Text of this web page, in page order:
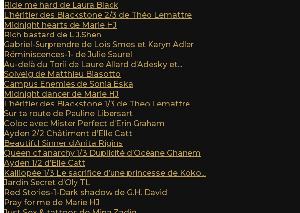
Ride me hard de Laura Black
L’héritier des Blackstone 2/3 de Théo Lemattre
Midnight hearts de Marie HJ
Rich bastard de L.J.Shen
Gabriel-Surprendre de Lois Smes et Karyn Adler
Réminiscences-1- de Julie Saurel
Au-delà du Torii de Laure Allard d’Adesky et...
Solveig de Matthieu Biasotto
Campus Enemies de Sonia Eska
Midnight dancer de Marie HJ
L’héritier des Blackstone 1/3 de Theo Lemattre
Sur ta route de Pauline Libersart
Coloc avec Mister Perfect d’Erin Graham
Ayden 2/2 Châtiment d’Elle Catt
Beautiful Sinner d’Anita Rigins
Queen of anarchy 1/3 Duplicité d’Océane Ghanem
Ayden 1/2 d’Elle Catt
Kalliopée 1/3 Le sacrifice d’une princesse de Koko...
Jardin Secret d’Oly TL
Red Stories-1-Dark shadow de G.H. David
Pray for me de Marie HJ